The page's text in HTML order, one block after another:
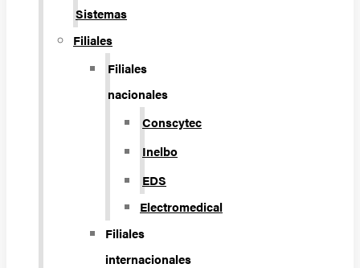
Sistemas
Filiales
Filiales
nacionales
Conscytec
Inelbo
EDS
Electromedical
Filiales
internacionales